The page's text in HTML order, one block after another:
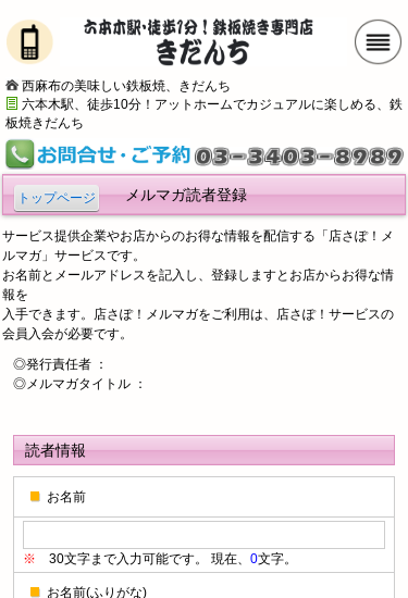
西麻布の美味しい鉄板焼、きだんち
六本木駅、徒歩10分！アットホームでカジュアルに楽しめる、鉄
板焼きだんち
トップページ メルマガ読者登録
サービス提供企業やお店からのお得な情報を配信する「店さぽ！メ
ルマガ」サービスです。
お名前とメールアドレスを記入し、登録しますとお店からお得な情
報を
入手できます。店さぽ！メルマガをご利用は、店さぽ！サービスの
会員入会が必要です。
◎発行責任者 ：
◎メルマガタイトル ：
読者情報
お名前
※ 30文字まで入力可能です。 現在、 0文字。
お名前(ふりがな)